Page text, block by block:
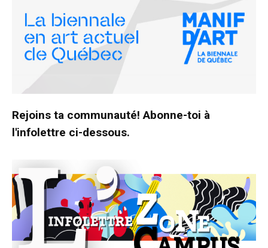
Rejoins ta communauté! Abonne-toi à
l'infolettre ci-dessous.